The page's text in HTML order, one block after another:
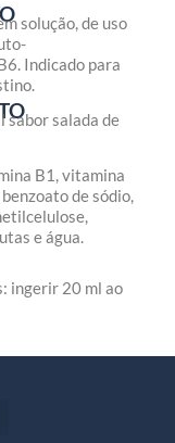
solução, de uso
Indicado para
sabor salada de
B1, vitamina
de sódio,
e água.
ingerir 20 ml ao